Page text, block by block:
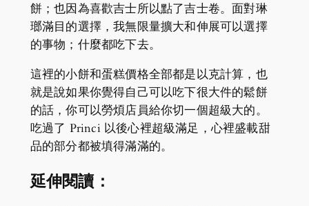
餅；也因為喜歡吉士所以點了吉士卷。面對琳
瑯滿目的選擇，我無限量擴大和伸展可以選擇
的事物；什麼都吃下去。
這裡的小餅和蛋糕價格全部都是以克計算，也
就是說如果你覺得自己可以吃下很大件的鬆餅
的話，你可以勞煩店員給你切一個超級大的。
吃過了 Princi 以後心裡超級滿足，心裡盛載甜
品的部分都被填得滿滿的。
延伸閱讀：